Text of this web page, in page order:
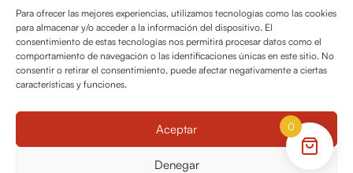
Para ofrecer las mejores experiencias, utilizamos tecnologías como las cookies
para almacenar y/o acceder a la información del dispositivo. El
consentimiento de estas tecnologías nos permitirá procesar datos como el
comportamiento de navegación o las identificaciones únicas en este sitio. No
consentir o retirar el consentimiento, puede afectar negativamente a ciertas
características y funciones.
Aceptar
Denegar
Política de cookies
Política dedevoluciones y cancelaciones
0